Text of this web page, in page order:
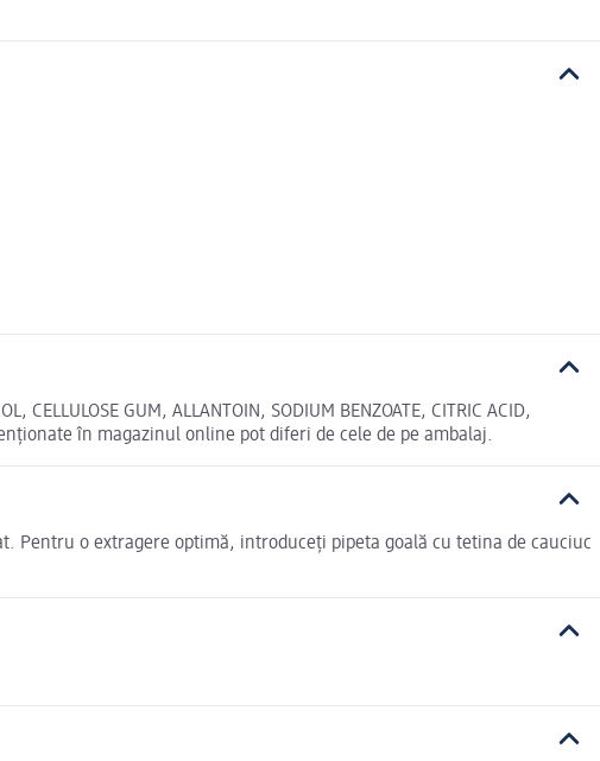
CELLULOSE GUM, ALLANTOIN, SODIUM BENZOATE, CITRIC ACID,
menționate în magazinul online pot diferi de cele de pe ambalaj.
Pentru o extragere optimă, introduceți pipeta goală cu tetina de cauciuc